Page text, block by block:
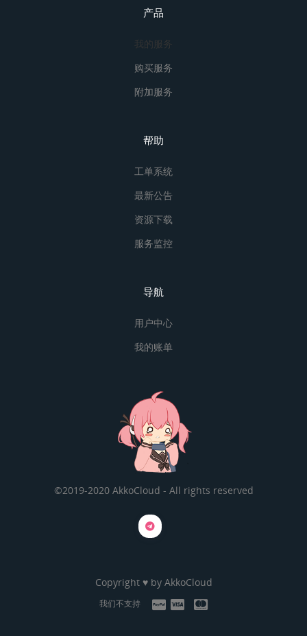
产品
我的服务
购买服务
附加服务
帮助
工单系统
最新公告
资源下载
服务监控
导航
用户中心
我的账单
©2019-2020 AkkoCloud - All rights reserved
Copyright ♥ by AkkoCloud
我们不支持